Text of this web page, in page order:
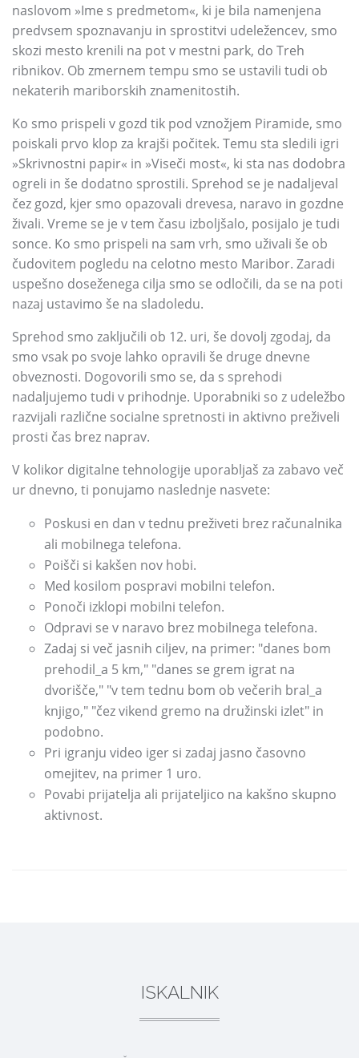
naslovom »Ime s predmetom«, ki je bila namenjena
predvsem spoznavanju in sprostitvi udeležencev, smo
skozi mesto krenili na pot v mestni park, do Treh
ribnikov. Ob zmernem tempu smo se ustavili tudi ob
nekaterih mariborskih znamenitostih.
Ko smo prispeli v gozd tik pod vznožjem Piramide, smo
poiskali prvo klop za krajši počitek. Temu sta sledili igri
»Skrivnostni papir« in »Viseči most«, ki sta nas dodobra
ogreli in še dodatno sprostili. Sprehod se je nadaljeval
čez gozd, kjer smo opazovali drevesa, naravo in gozdne
živali. Vreme se je v tem času izboljšalo, posijalo je tudi
sonce. Ko smo prispeli na sam vrh, smo uživali še ob
čudovitem pogledu na celotno mesto Maribor. Zaradi
uspešno doseženega cilja smo se odločili, da se na poti
nazaj ustavimo še na sladoledu.
Sprehod smo zaključili ob 12. uri, še dovolj zgodaj, da
smo vsak po svoje lahko opravili še druge dnevne
obveznosti. Dogovorili smo se, da s sprehodi
nadaljujemo tudi v prihodnje. Uporabniki so z udeležbo
razvijali različne socialne spretnosti in aktivno preživeli
prosti čas brez naprav.
V kolikor digitalne tehnologije uporabljaš za zabavo več
ur dnevno, ti ponujamo naslednje nasvete:
Poskusi en dan v tednu preživeti brez računalnika
ali mobilnega telefona.
Poišči si kakšen nov hobi.
Med kosilom pospravi mobilni telefon.
Ponoči izklopi mobilni telefon.
Odpravi se v naravo brez mobilnega telefona.
Zadaj si več jasnih ciljev, na primer: "danes bom
prehodil_a 5 km," "danes se grem igrat na
dvorišče," "v tem tednu bom ob večerih bral_a
knjigo," "čez vikend gremo na družinski izlet" in
podobno.
Pri igranju video iger si zadaj jasno časovno
omejitev, na primer 1 uro.
Povabi prijatelja ali prijateljico na kakšno skupno
aktivnost.
ISKALNIK